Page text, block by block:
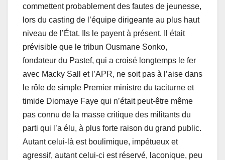
commettent probablement des fautes de jeunesse,
lors du casting de l’équipe dirigeante au plus haut
niveau de l’État. Ils le payent à présent. Il était
prévisible que le tribun Ousmane Sonko,
fondateur du Pastef, qui a croisé longtemps le fer
avec Macky Sall et l’APR, ne soit pas à l’aise dans
le rôle de simple Premier ministre du taciturne et
timide Diomaye Faye qui n’était peut-être même
pas connu de la masse critique des militants du
parti qui l’a élu, à plus forte raison du grand public.
Autant celui-là est boulimique, impétueux et
agressif, autant celui-ci est réservé, laconique, peu